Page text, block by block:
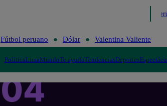
Fútbol peruano Dólar Valentina Valiente
PolíticaLimaMundoTe ayudoTendenciasDeportes